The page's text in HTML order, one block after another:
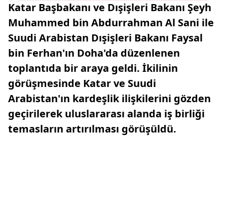
Katar Başbakanı ve Dışişleri Bakanı Şeyh
Muhammed bin Abdurrahman Al Sani ile
Suudi Arabistan Dışişleri Bakanı Faysal
bin Ferhan'ın Doha'da düzenlenen
toplantıda bir araya geldi. İkilinin
görüşmesinde Katar ve Suudi
Arabistan'ın kardeşlik ilişkilerini gözden
geçirilerek uluslararası alanda iş birliği
temasların artırılması görüşüldü.